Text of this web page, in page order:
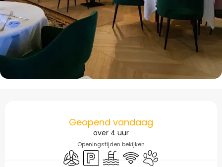
Openingstijden en
Geopend vandaag
over 4 uur
Openingstijden bekijken
Met aircoParkeerplaats
Zwembad
Wifi Dieren toegelaten